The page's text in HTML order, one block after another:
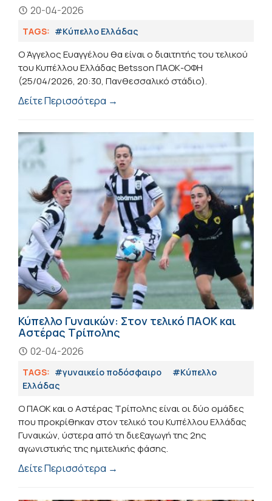
20-04-2026
TAGS: #Κύπελλο Ελλάδας
Ο Άγγελος Ευαγγέλου θα είναι ο διαιτητής του τελικού
του Κυπέλλου Ελλάδας Betsson ΠΑΟΚ-ΟΦΗ
(25/04/2026, 20:30, Πανθεσσαλικό στάδιο).
Δείτε Περισσότερα →
Κύπελλο Γυναικών: Στον τελικό ΠΑΟΚ και
Αστέρας Τρίπολης
02-04-2026
TAGS: #γυναικείο ποδόσφαιρο
#Κύπελλο
Ελλάδας
Ο ΠΑΟΚ και ο Αστέρας Τρίπολης είναι οι δύο ομάδες
που προκρίθηκαν στον τελικό του Κυπέλλου Ελλάδας
Γυναικών, ύστερα από τη διεξαγωγή της 2ης
αγωνιστικής της ημιτελικής φάσης.
Δείτε Περισσότερα →